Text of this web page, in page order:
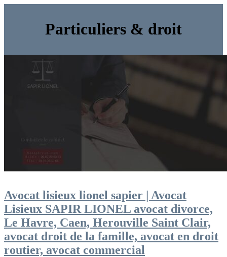
Particuliers & droit
Avocat lisieux lionel sapier | Avocat
Lisieux SAPIR LIONEL avocat divorce,
Le Havre, Caen, Herouville Saint Clair,
avocat droit de la famille, avocat en droit
routier, avocat commercial